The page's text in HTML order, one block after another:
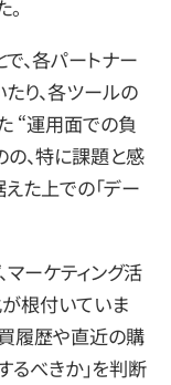
、各パートナー
り、各ツールの
“運用面での負
、特に課題と感
た上での「デー
ーケティング活
根付いていま
履歴や直近の購
るべきか」を判断